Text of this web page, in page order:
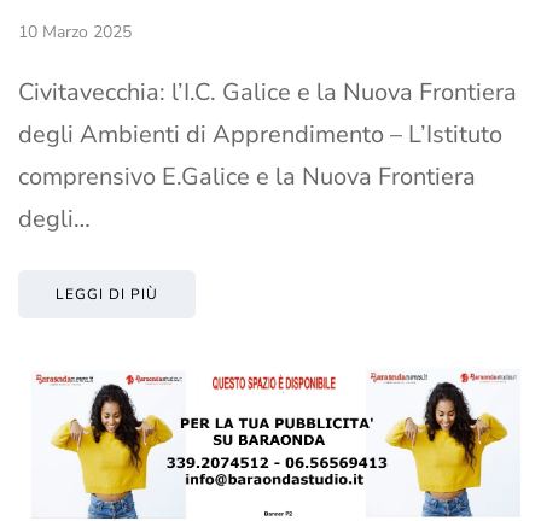
10 Marzo 2025
Civitavecchia: l’I.C. Galice e la Nuova Frontiera
degli Ambienti di Apprendimento – L’Istituto
comprensivo E.Galice e la Nuova Frontiera
degli…
LEGGI DI PIÙ